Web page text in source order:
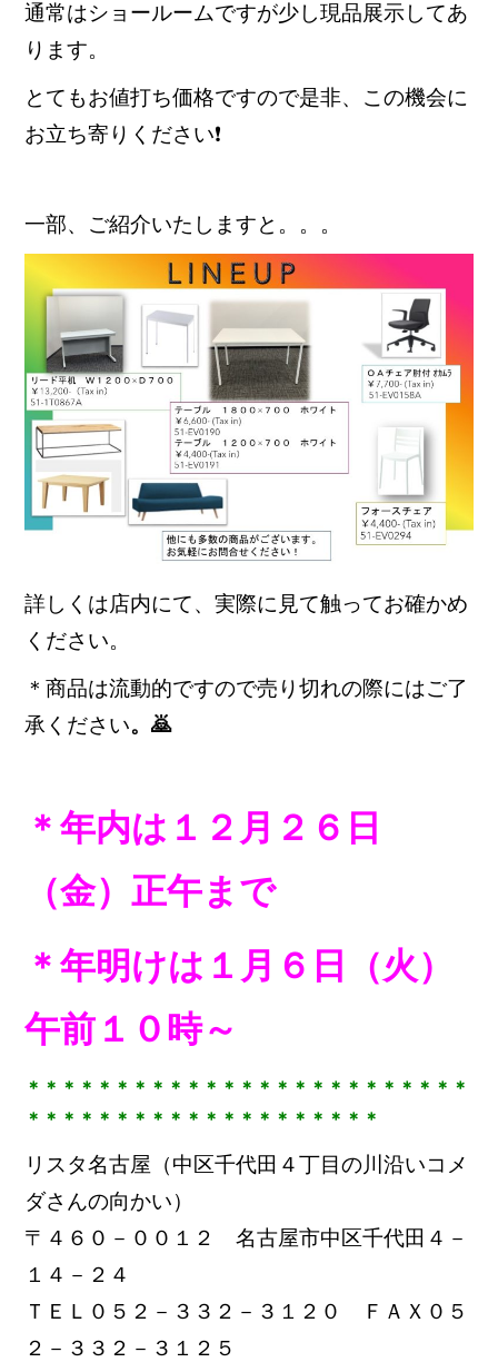
通常はショールームですが少し現品展示してあ
ります。
とてもお値打ち価格ですので是非、この機会に
お立ち寄りください❗
一部、ご紹介いたしますと。。。
詳しくは店内にて、実際に見て触ってお確かめ
ください。
＊商品は流動的ですので売り切れの際にはご了
承ください。🙇
＊年内は１２月２６日
（金）正午まで
＊年明けは１月６日（火）
午前１０時～
＊＊＊＊＊＊＊＊＊＊＊＊＊＊＊＊＊＊＊＊＊＊＊＊＊
＊＊＊＊＊＊＊＊＊＊＊＊＊＊＊＊＊＊＊＊
リスタ名古屋（中区千代田４丁目の川沿いコメ
ダさんの向かい）
〒４６０－００１２ 名古屋市中区千代田４－
１４－２４
ＴＥＬ０５２－３３２－３１２０ ＦＡＸ０５
２－３３２－３１２５